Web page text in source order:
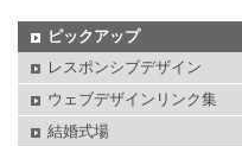
ピックアップ
レスポンシブデザイン
ウェブデザインリンク集
結婚式場